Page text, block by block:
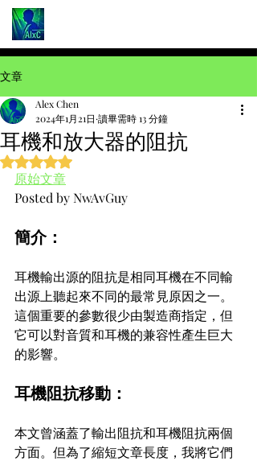
文章
耳機和放大器的阻抗
Alex Chen
2024年1月21日 讀畢需時 13 分鐘
評等為 NaN（最高為 5 顆星）。
原始文章
Posted by NwAvGuy
簡介：
耳機輸出源的阻抗是相同耳機在不同輸
出源上聽起來不同的最常見原因之一。
這個重要的參數很少由製造商指定，但
它可以對音質和耳機的兼容性產生巨大
的影響。
耳機阻抗移動：
本文曾涵蓋了輸出阻抗和耳機阻抗兩個
方面。但為了縮短文章長度，我將它們